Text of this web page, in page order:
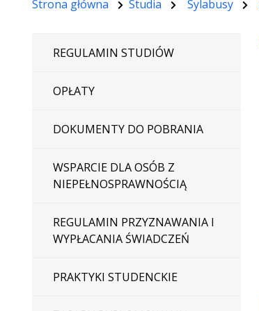
Strona główna Studia Sylabusy
REGULAMIN STUDIÓW
OPŁATY
DOKUMENTY DO POBRANIA
WSPARCIE DLA OSÓB Z
NIEPEŁNOSPRAWNOŚCIĄ
REGULAMIN PRZYZNAWANIA I
WYPŁACANIA ŚWIADCZEŃ
PRAKTYKI STUDENCKIE